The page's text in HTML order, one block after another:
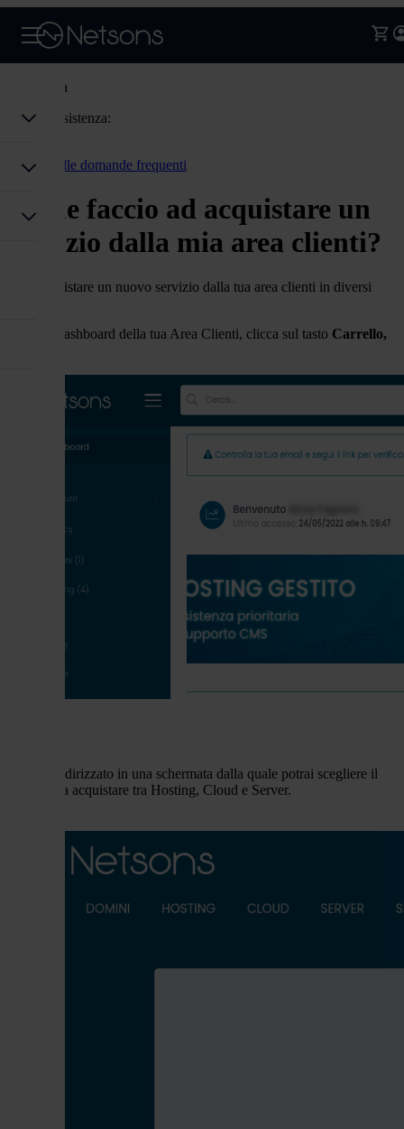
Assistenza
Codice assistenza:
Torna alle domande frequenti
Come faccio ad acquistare un
servizio dalla mia area clienti?
Puoi acquistare un nuovo servizio dalla tua area clienti in diversi
1- nella Dashboard della tua Area Clienti, clicca sul tasto Carrello,
verrai reindirizzato in una schermata dalla quale potrai scegliere il
servizio da acquistare tra Hosting, Cloud e Server.